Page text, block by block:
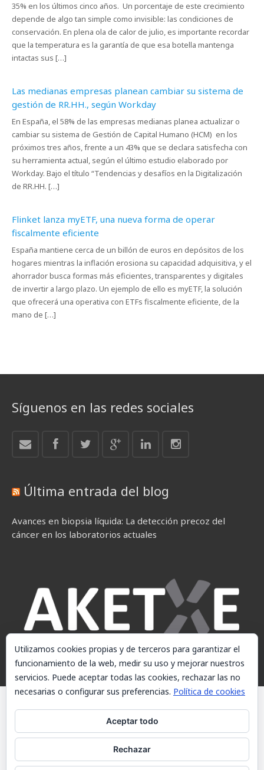
35% en los últimos cinco años. Un porcentaje de este crecimiento
depende de algo tan simple como invisible: las condiciones de
conservación. En plena ola de calor de julio, es importante recordar
que la temperatura es la garantía de que esa botella mantenga
intactas sus […]
Las medianas empresas planean cambiar su sistema de
gestión de RR.HH., según Workday
En España, el 58% de las empresas medianas planea actualizar o
cambiar su sistema de Gestión de Capital Humano (HCM) en los
próximos tres años, frente a un 43% que se declara satisfecha con
su herramienta actual, según el último estudio elaborado por
Workday. Bajo el título “Tendencias y desafíos en la Digitalización
de RR.HH. […]
Flinket lanza myETF, una nueva forma de operar
fiscalmente eficiente
España mantiene cerca de un billón de euros en depósitos de los
hogares mientras la inflación erosiona su capacidad adquisitiva, y el
ahorrador busca formas más eficientes, transparentes y digitales
de invertir a largo plazo. Un ejemplo de ello es myETF, la solución
que ofrecerá una operativa con ETFs fiscalmente eficiente, de la
mano de […]
Síguenos en las redes sociales
Última entrada del blog
Avances en biopsia líquida: La detección precoz del
cáncer en los laboratorios actuales
© AKETXE Consulting, S.L. - Este sitio web utiliza cookies, consulte
nuestra Política de cookies.
Política de cookies
Utilizamos cookies propias y de terceros para garantizar el
funcionamiento de la web, medir su uso y mejorar nuestros
servicios. Puede aceptar todas las cookies, rechazar las no
necesarias o configurar sus preferencias. Política de cookies
Aceptar todo
Rechazar